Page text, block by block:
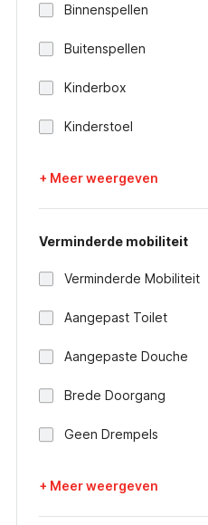
Binnenspellen
Buitenspellen
Kinderbox
Kinderstoel
+ Meer weergeven
Verminderde mobiliteit
Verminderde Mobiliteit
Aangepast Toilet
Aangepaste Douche
Brede Doorgang
Geen Drempels
+ Meer weergeven